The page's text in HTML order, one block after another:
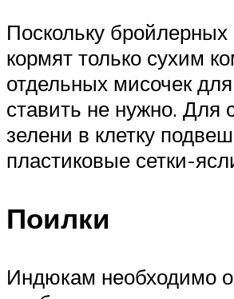
Поскольку
кормят только сухим
отдельных мисочек
ставить не нужно. Для
зелени в клетку
пластиковые сетки-
Поилки
Индюкам необходимо